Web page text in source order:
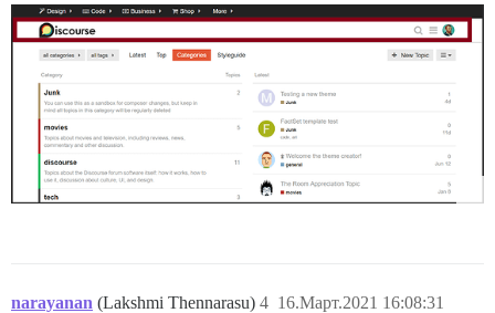
narayanan (Lakshmi Thennarasu) 16.Март.2021 16:08:31
4